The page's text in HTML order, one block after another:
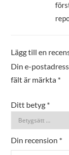
Lägg till en
Din e-
fält är märkta *
Ditt betyg *
Din recension *